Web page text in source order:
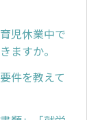
児休業中で
ますか。
件を教えて